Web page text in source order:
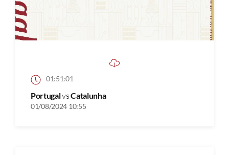
01:51:01
PortugalvsCatalunha
01/08/2024 10:55